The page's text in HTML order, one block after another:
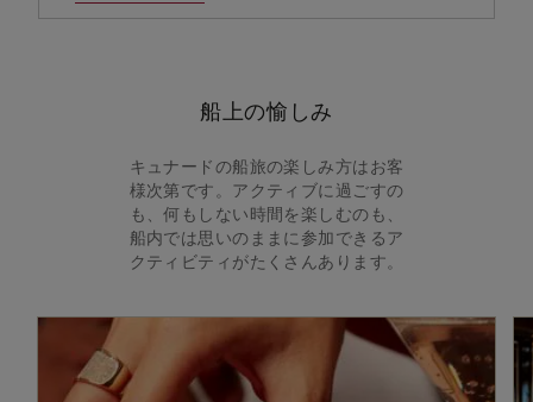
船上の愉しみ
キュナードの船旅の楽しみ方はお客
様次第です。アクティブに過ごすの
も、何もしない時間を楽しむのも、
船内では思いのままに参加できるア
クティビティがたくさんあります。